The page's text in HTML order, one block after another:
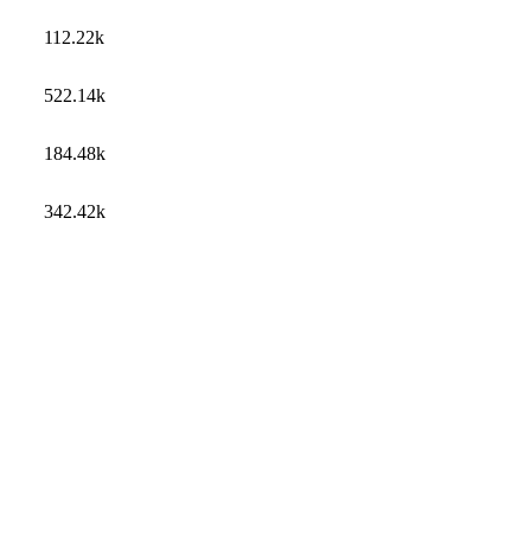
112.22k
522.14k
184.48k
342.42k